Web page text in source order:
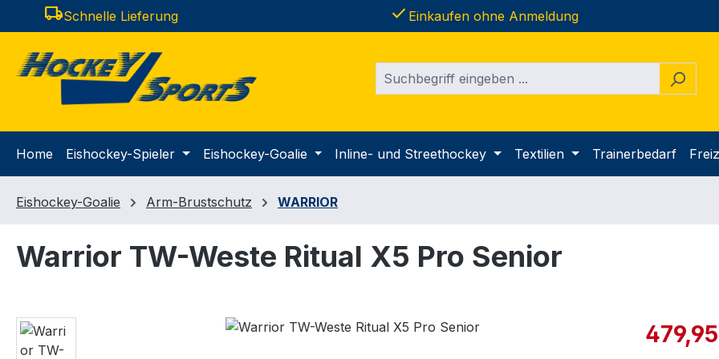
Hauptinhalt springen
Zur Suche springen
Zur Hauptnavigation springen
local_shippingSchnelle Lieferung done Einkaufen ohne Anmeldung
Home Eishockey-Spieler Eishockey-Goalie Inline- und Streethockey Textilien Trainerbedarf
Eishockey-Goalie Arm-Brustschutz WARRIOR
Warrior TW-Weste Ritual X5 Pro Senior
Bildergalerie überspringen